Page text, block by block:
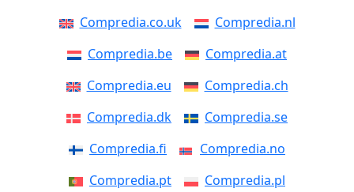
Compredia.co.uk
Compredia.nl
Compredia.be
Compredia.at
Compredia.eu
Compredia.ch
Compredia.dk
Compredia.se
Compredia.fi
Compredia.no
Compredia.pt
Compredia.pl